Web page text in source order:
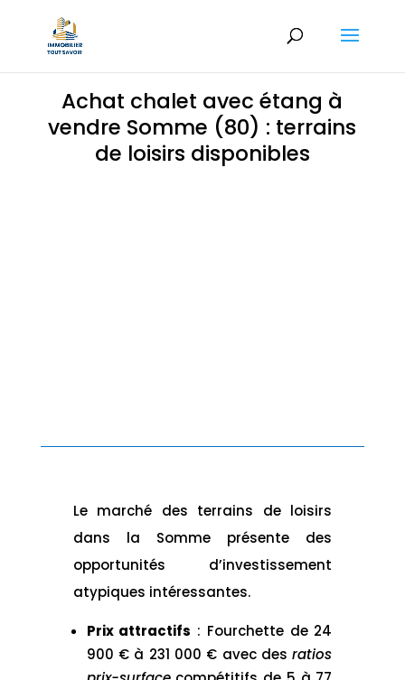
Achat chalet avec étang à
vendre Somme (80) : terrains
de loisirs disponibles
Le marché des terrains de loisirs
dans la Somme présente des
opportunités d’investissement
atypiques intéressantes.
Prix attractifs : Fourchette de 24
900 € à 231 000 € avec desratios